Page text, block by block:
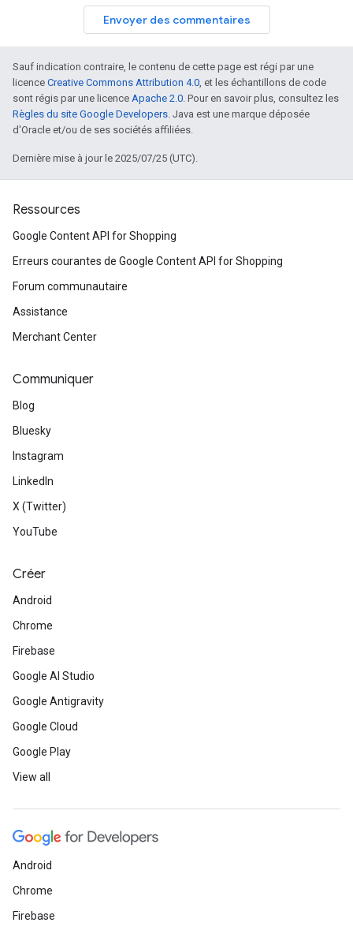
Envoyer des commentaires
Sauf indication contraire, le contenu de cette page est régi par une
licence Creative Commons Attribution 4.0 , et les échantillons de code
sont régis par une licence Apache 2.0 . Pour en savoir plus, consultez les
Règles du site Google Developers . Java est une marque déposée
d'Oracle et/ou de ses sociétés affiliées.
Dernière mise à jour le 2025/07/25 (UTC).
Ressources
Google Content API for Shopping
Erreurs courantes de Google Content API for Shopping
Forum communautaire
Assistance
Merchant Center
Communiquer
Blog
Bluesky
Instagram
LinkedIn
X (Twitter)
YouTube
Créer
Android
Chrome
Firebase
Google AI Studio
Google Antigravity
Google Cloud
Google Play
View all
Android
Chrome
Firebase